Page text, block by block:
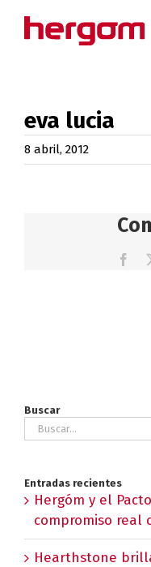
eva lucia
8 abril, 2012
Buscar
Buscar:
Entradas recientes
Hergóm y el
compromiso real
Hearthstone